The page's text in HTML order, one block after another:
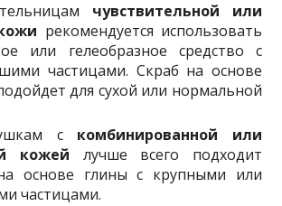
чувствительной или
рекомендуется использовать
или гелеобразное средство с
частицами. Скраб на основе
для сухой или нормальной
с комбинированной или
кожей лучше всего подходит
основе глины с крупными или
частицами.